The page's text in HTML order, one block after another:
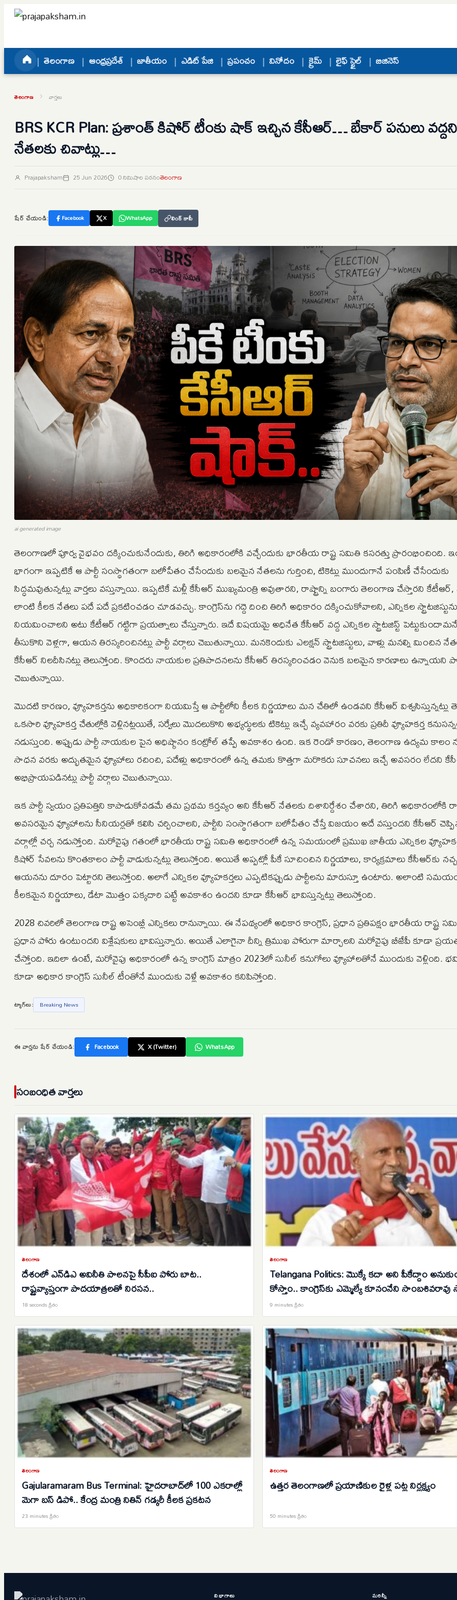
Skip to content
తెలంగాణ ఆంధ్రప్రదేశ్ జాతీయం ఎడిట్ పేజి ప్రపంచం వినోదం క్రైమ్ లైఫ్ స్టైల్ బిజినెస్
తెలంగాణ › వార్తలు
BRS KCR Plan: ప్రశాంత్ కిషోర్ టీంకు షాక్ ఇచ్చిన కేసీఆర్… బేకార్ పనులు
నేతలకు చివాట్లు…
Prajapaksham 25 Jun 2026 0 నిమిషాల పఠనంతెలంగాణ
షేర్ చేయండి: Facebook X WhatsApp లింక్ కాపీ
ai generated image
తెలంగాణలో పూర్వ వైభవం దక్కించుకునేందుకు, తిరిగి అధికారంలోకి వచ్చేందుకు భారతీయ రాష్ట్ర సమితి కసరత్తు ప్రారంభించింది.
భాగంగా ఇప్పటికే ఆ పార్టీ సంస్థాగతంగా బలోపేతం చేసేందుకు బలమైన నేతలను గుర్తించి, టికెట్లు ముందుగానే పంపిణీ చేసేందుకు
సిద్ధమవుతున్నట్లు వార్తలు వస్తున్నాయి. ఇప్పటికే మళ్లీ కేసీఆర్ ముఖ్యమంత్రి అవుతారని, రాష్ట్రాన్ని బంగారు తెలంగాణ చేస్తారని
లాంటి కీలక నేతలు పదే పదే ప్రకటించడం చూడవచ్చు. కాంగ్రెస్‌ను గద్దె దించి తిరిగి అధికారం దక్కించుకోవాలని, ఎన్నికల స్ట్రాటజిస్టును
నియమించాలని అటు కేటీఆర్ గట్టిగా ప్రయత్నాలు చేస్తున్నారు. ఇదే విషయమై అధినేత కేసీఆర్ వద్ద ఎన్నికల స్ట్రాటజిస్ట్
తీసుకొని వెళ్లగా, ఆయన తిరస్కరించినట్లు పార్టీ వర్గాలు చెబుతున్నాయి. మనకెందుకు ఎలక్షన్ స్ట్రాటజిస్టులు, వాళ్లు మనల్ని మించిన
కేసీఆర్ నిలదీసినట్లు తెలుస్తోంది. కొందరు నాయకుల ప్రతిపాదనలను కేసీఆర్ తిరస్కరించడం వెనుక బలమైన కారణాలు ఉన్నాయని
చెబుతున్నాయి.
మొదటి కారణం, వ్యూహకర్తను అధికారికంగా నియమిస్తే ఆ పార్టీలోని కీలక నిర్ణయాలు మన చేతిలో ఉండవని కేసీఆర్ విశ్వసిస్తున్నట్లు
ఒకసారి వ్యూహకర్త చేతుల్లోకి వెళ్లినట్లయితే, సర్వేలు మొదలుకొని అభ్యర్థులకు టికెట్లు ఇచ్చే వ్యవహారం వరకు ప్రతిదీ వ్యూహకర్త
నడుస్తుంది. అప్పుడు పార్టీ నాయకుల పైన అధిష్ఠానం కంట్రోల్ తప్పే అవకాశం ఉంది. ఇక రెండో కారణం, తెలంగాణ ఉద్యమ కాలం
సాధన వరకు అద్భుతమైన వ్యూహాలు రచించి, పదేళ్లు అధికారంలో ఉన్న తమకు కొత్తగా మరొకరు సూచనలు ఇచ్చే అవసరం లేదని
అభిప్రాయపడినట్లు పార్టీ వర్గాలు చెబుతున్నాయి.
ఇక పార్టీ స్వయం ప్రతిపత్తిని కాపాడుకోవడమే తమ ప్రథమ కర్తవ్యం అని కేసీఆర్ నేతలకు దిశానిర్దేశం చేశారని, తిరిగి అధికారంలోకి
అవసరమైన వ్యూహాలను సీనియర్లతో కలిసి చర్చించాలని, పార్టీని సంస్థాగతంగా బలోపేతం చేస్తే విజయం అదే వస్తుందని కేసీఆర్
వర్గాల్లో చర్చ నడుస్తోంది. మరోవైపు గతంలో భారతీయ రాష్ట్ర సమితి అధికారంలో ఉన్న సమయంలో ప్రముఖ జాతీయ ఎన్నికల
కిషోర్ సేవలను కొంతకాలం పార్టీ వాడుకున్నట్లు తెలుస్తోంది. అయితే అప్పట్లో పీకే సూచించిన నిర్ణయాలు, కార్యక్రమాలు కేసీఆర్‌కు
ఆయనను దూరం పెట్టారని తెలుస్తోంది. అలాగే ఎన్నికల వ్యూహకర్తలు ఎప్పటికప్పుడు పార్టీలను మారుస్తూ ఉంటారు. అలాంటి
కీలకమైన నిర్ణయాలు, డేటా మొత్తం పక్కదారి పట్టే అవకాశం ఉందని కూడా కేసీఆర్ భావిస్తున్నట్లు తెలుస్తోంది.
2028 చివరిలో తెలంగాణ రాష్ట్ర అసెంబ్లీ ఎన్నికలు రానున్నాయి. ఈ నేపథ్యంలో అధికార కాంగ్రెస్, ప్రధాన ప్రతిపక్షం భారతీయ రాష్ట్ర
ప్రధాన పోరు ఉంటుందని విశ్లేషకులు భావిస్తున్నారు. అయితే ఎలాగైనా దీన్ని త్రిముఖ పోరుగా మార్చాలని మరోవైపు బీజేపీ కూడా
చేస్తోంది. ఇదిలా ఉంటే, మరోవైపు అధికారంలో ఉన్న కాంగ్రెస్ మాత్రం 2023లో సునీల్ కనుగోలు వ్యూహాలతోనే ముందుకు వెళ్లింది.
కూడా అధికార కాంగ్రెస్ సునీల్ టీంతోనే ముందుకు వెళ్లే అవకాశం కనిపిస్తోంది.
ట్యాగ్‌లు: Breaking News
ఈ వార్తను షేర్ చేయండి: Facebook X (Twitter) WhatsApp
సంబంధిత వార్తలు
తెలంగాణ
దేశంలో ఎన్‌డిఎ అవినీతి పాలనపై సీపీఐ పోరు బాట..
రాష్ట్రవ్యాప్తంగా పాదయాత్రలతో నిరసన..
18 seconds క్రితం
తెలంగాణ
Telangana Politics: మొక్కే కదా అని పీకేద్దాం
కోస్తాం.. కాంగ్రెస్‌కు ఎమ్మెల్యే కూనంనేని సాంబశివరావు
వార్నింగ్..
9 minutes క్రితం
తెలంగాణ
Gajularamaram Bus Terminal: హైదరాబాద్‌లో 100 ఎకరాల్లో
మెగా బస్ డిపో.. కేంద్ర మంత్రి నితిన్ గడ్కరీ కీలక ప్రకటన
23 minutes క్రితం
తెలంగాణ
ఉత్తర తెలంగాణలో ప్రయాణికుల రైళ్ల పట్ల నిర్లక్ష్యం
50 minutes క్రితం
విభాగాలు మరిన్నీ